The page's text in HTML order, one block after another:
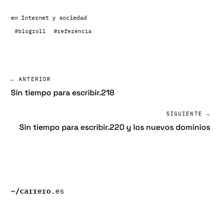
en Internet y sociedad
#blogroll #referencia
← ANTERIOR
Sin tiempo para escribir.218
SIGUIENTE →
Sin tiempo para escribir.220 y los nuevos dominios
~/carrero.es